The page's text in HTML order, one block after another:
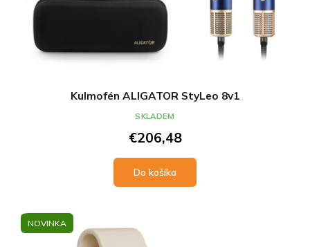
Kulmofén ALIGATOR StyLeo 8v1
€206,48
Do košíka
SKLADEM
NOVINKA